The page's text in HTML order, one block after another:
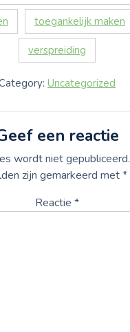
toegankelijk maken
verspreiding
Uncategorized
een reactie
wordt niet gepubliceerd.
zijn gemarkeerd met*
Reactie *